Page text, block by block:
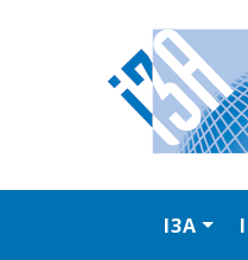
I3A